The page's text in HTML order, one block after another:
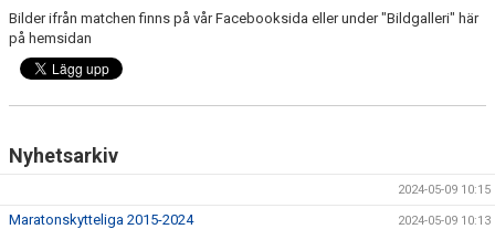
Bilder ifrån matchen finns på vår Facebooksida eller under "Bildgalleri" här
på hemsidan
Nyhetsarkiv
2024-05-09 10:15
Maratonskytteliga 2015-2024 2024-05-09 10:13